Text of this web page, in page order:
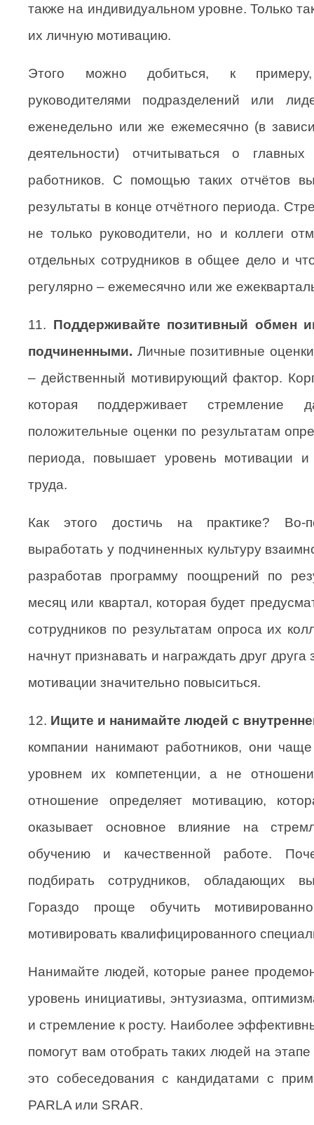
также на индивидуальном уровне. Только
их личную мотивацию.
Этого можно добиться, к
руководителями подразделений или
еженедельно или же ежемесячно (в
деятельности) отчитываться о
работников. С помощью таких отчётов
результаты в конце отчётного периода.
не только руководители, но и коллеги
отдельных сотрудников в общее дело и
регулярно – ежемесячно или же
11. Поддерживайте позитивный обмен
подчиненными. Личные позитивные
– действенный мотивирующий фактор.
которая поддерживает стремление
положительные оценки по результатам
периода, повышает уровень мотивации и
труда.
Как этого достичь на практике?
выработать у подчиненных культуру
разработав программу поощрений по
месяц или квартал, которая будет
сотрудников по результатам опроса их
начнут признавать и награждать друг друга
мотивации значительно повыситься.
12. Ищите и нанимайте людей с
компании нанимают работников, они чаще
уровнем их компетенции, а не
отношение определяет мотивацию,
оказывает основное влияние на
обучению и качественной работе.
подбирать сотрудников, обладающих
Гораздо проще обучить
мотивировать квалифицированного
Нанимайте людей, которые ранее
уровень инициативы, энтузиазма,
и стремление к росту. Наиболее
помогут вам отобрать таких людей на
это собеседования с кандидатами с
PARLA или SRAR.